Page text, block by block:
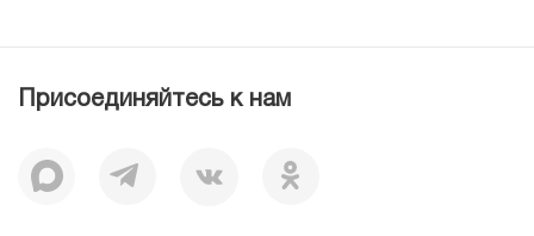
Отзывы
Лицензии
Корпоративная социальная ответственность
Журнал для пациентов «МЕДСИ СЕГОДНЯ»
Присоединяйтесь к нам